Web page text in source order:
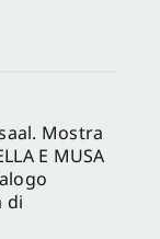
Mostra
E MUSA
di